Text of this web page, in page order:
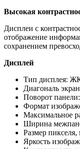
Высокая
Дисплеи с
отображение
сохранением
Дисплей
Тип дисплея:
Диагональ
Поворот
Формат
Максимальное
Ширина
Размер
Яркость